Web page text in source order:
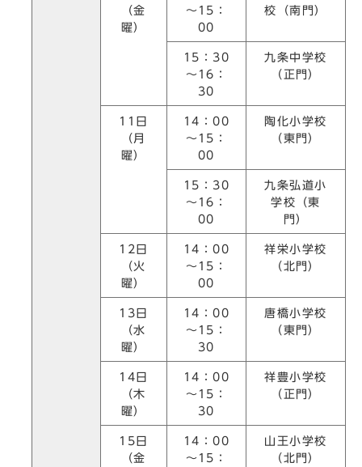
（金
曜）
～15：
00
校（南門）
15：30
～16：
30
九条中学校
（正門）
11日
（月
曜）
14：00
～15：
00
陶化小学校
（東門）
15：30
～16：
00
九条弘道小
学校（東
門）
12日
（火
曜）
14：00
～15：
00
祥栄小学校
（北門）
13日
（水
曜）
14：00
～15：
30
唐橋小学校
（東門）
14日
（木
曜）
14：00
～15：
30
祥豊小学校
（正門）
15日
（金
14：00
～15：
山王小学校
（北門）